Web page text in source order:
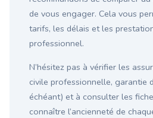
de vous engager. Cela vous
tarifs, les délais et les
professionnel.
N’hésitez pas à vérifier les
civile professionnelle, garantie
échéant) et à consulter les
connaître l’ancienneté de